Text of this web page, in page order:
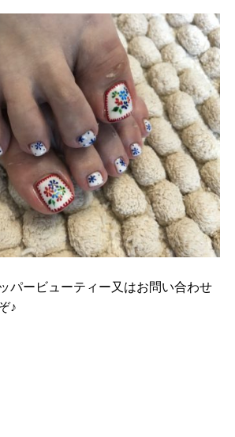
パービューティー又はお問い合わせ
♪